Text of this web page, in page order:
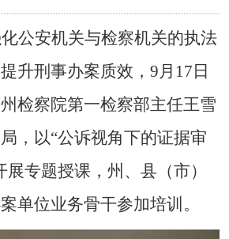
公安机关与检察机关的执法
升刑事办案质效， 9 月 17 日
州检察院第一检察部主任王雪
，以“公诉视角下的证据审
展专题授课，州、县（市）
单位业务骨干参加培训。